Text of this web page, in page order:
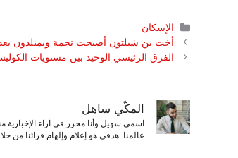
التصنيفات
الإسكان
أخت بن شيلتون أصبحت نجمة ويمبلدون
الفرق الرئيسي الوحيد بين مستويات
المكّي ساهل
اسمي سهيل وأنا محرر في آراء
عالمنا. هدفي هو إعلام وإلهام قرائنا من